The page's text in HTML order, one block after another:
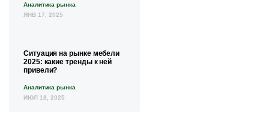
Аналитика рынка
ЯНВ 17, 2025
Ситуация на рынке мебели
2025: какие тренды к ней
привели?
Аналитика рынка
ИЮЛ 18, 2025